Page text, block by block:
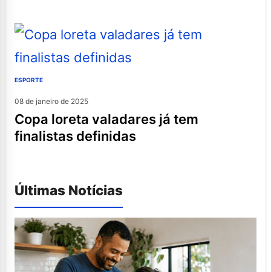
ESPORTE
08 de janeiro de 2025
copa loreta valadares já tem
finalistas definidas
Últimas Notícias